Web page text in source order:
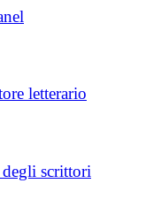
letterario
scrittori